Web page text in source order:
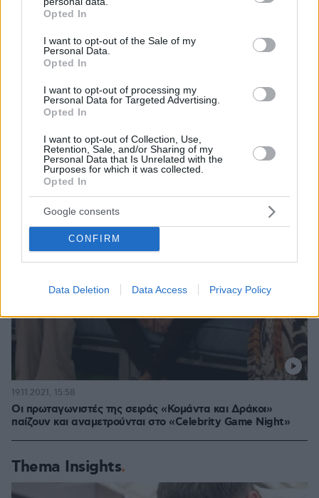
grant or deny consent to Google and its third-party tags to
use your data for below specified purposes in below Google
consent section.
Opted In
I want to opt-out of the Sale of my
Personal Data.
Opted In
I want to opt-out of processing my
Personal Data for Targeted Advertising.
Opted In
I want to opt-out of Collection, Use,
Retention, Sale, and/or Sharing of my
Personal Data that Is Unrelated with the
Purposes for which it was collected.
Opted In
Google consents
CONFIRM
Data Deletion Data Access Privacy Policy
Σχετικά Άρθρα
Oι πρωταγωνιστές της σειράς «Κομάντα και Δράκοι»
παίζουν και αναμετρούνται στο «Celebrity Game Night»
19.11.2021, 15:58
Thema Insights
και τον Κόσμο, τη στιγμή που συμβαίνουν, στο